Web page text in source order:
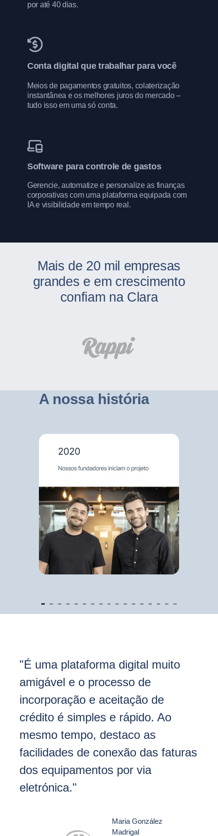
por até 40 dias.
Conta digital que trabalhar para você
Meios de pagamentos gratuitos, colaterização
instantânea e os melhores juros do mercado –
tudo isso em uma só conta.
Software para controle de gastos
Gerencie, automatize e personalize as finanças
corporativas com uma plataforma equipada com
IA e visibilidade em tempo real.
Mais de 20 mil empresas
grandes e em crescimento
confiam na Clara
A nossa história
"É uma plataforma digital muito
amigável e o processo de
incorporação e aceitação de
crédito é simples e rápido. Ao
mesmo tempo, destaco as
facilidades de conexão das faturas
dos equipamentos por via
eletrónica."
Maria González
Madrigal